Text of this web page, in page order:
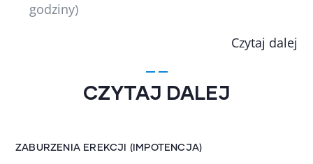
godziny)
Czytaj dalej
CZYTAJ DALEJ
ZABURZENIA EREKCJI (IMPOTENCJA)